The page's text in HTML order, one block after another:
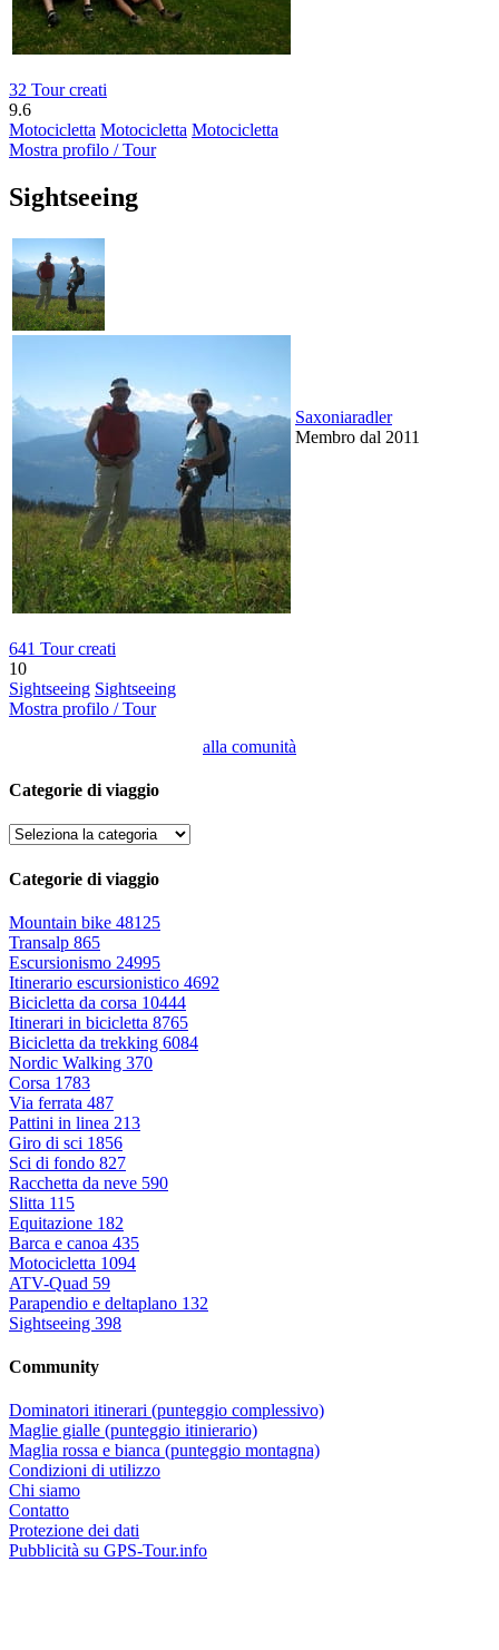
32 Tour creati
9.6
Motocicletta Motocicletta Motocicletta
Mostra profilo / Tour
Sightseeing
Saxoniaradler
Membro dal 2011
641 Tour creati
10
Sightseeing Sightseeing
Mostra profilo / Tour
alla comunità
Categorie di viaggio
Categorie di viaggio
Mountain bike 48125
Transalp 865
Escursionismo 24995
Itinerario escursionistico 4692
Bicicletta da corsa 10444
Itinerari in bicicletta 8765
Bicicletta da trekking 6084
Nordic Walking 370
Corsa 1783
Via ferrata 487
Pattini in linea 213
Giro di sci 1856
Sci di fondo 827
Racchetta da neve 590
Slitta 115
Equitazione 182
Barca e canoa 435
Motocicletta 1094
ATV-Quad 59
Parapendio e deltaplano 132
Sightseeing 398
Community
Dominatori itinerari (punteggio complessivo)
Maglie gialle (punteggio itinierario)
Maglia rossa e bianca (punteggio montagna)
Condizioni di utilizzo
Chi siamo
Contatto
Protezione dei dati
Pubblicità su GPS-Tour.info